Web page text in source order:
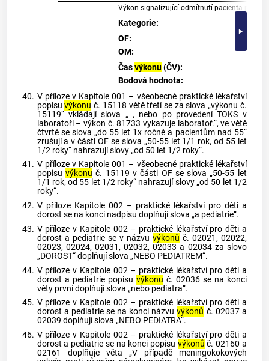
Výkon signalizující odmítnutí pacienta
Kategorie:
OF:
OM: A -
Časvýkonu(ČV):
Bodová hodnota:
40. V příloze v Kapitole 001 – všeobecné praktické lékařství
popisuvýkonu č. 15118 větě třetí se za slova „výkonu č.
15119“ vkládají slova „ , nebo po provedení TOKS v
laboratoři – výkon č. 81733 vykazuje laboratoř.“, ve větě
čtvrté se slova „do 55 let 1x ročně a pacientům nad 55“
zrušují a v části OF se slova „50-55 let 1/1 rok, od 55 let
1/2 roky“ nahrazují slovy „od 50 let 1/2 roky“.
41. V příloze v Kapitole 001 – všeobecné praktické lékařství
popisu výkonu č. 15119 v části OF se slova „50-55 let
1/1 rok, od 55 let 1/2 roky“ nahrazují slovy „od 50 let 1/2
roky“.
42. V příloze Kapitole 002 – praktické lékařství pro děti a
dorost se na konci nadpisu doplňují slova „a pediatrie“.
43. V příloze v Kapitole 002 – praktické lékařství pro děti a
dorost a pediatrie se v názvu výkonů č. 02021, 02022,
02023, 02024, 02031, 02032, 02033 a 02034 za slovo
„DOROST“ doplňují slova „NEBO PEDIATREM“.
44. V příloze v Kapitole 002 – praktické lékařství pro děti a
dorost a pediatrie popisu výkonu č. 02036 se na konci
věty první doplňují slova „nebo pediatra“.
45. V příloze v Kapitole 002 – praktické lékařství pro děti a
dorost a pediatrie se na konci názvuvýkonů č. 02037 a
02039 doplňují slova „NEBO PEDIATRA“.
46. V příloze v Kapitole 002 – praktické lékařství pro děti a
dorost a pediatrie se na konci popisu výkonů č. 02160 a
02161 doplňuje věta „V případě meningokokových